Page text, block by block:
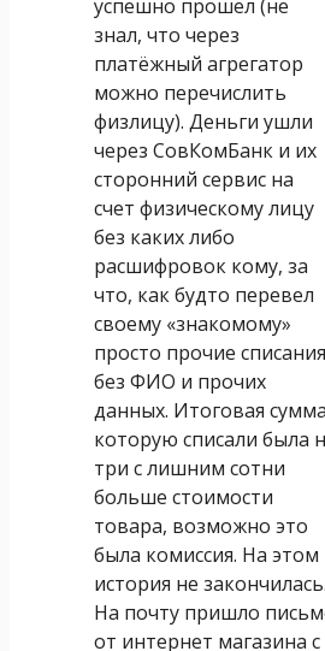
успешно прошел (не
знал, что через
платёжный агрегатор
можно перечислить
физлицу). Деньги ушли
через СовКомБанк и их
сторонний сервис на
счет физическому лицу
без каких либо
расшифровок кому, за
что, как будто перевел
своему «знакомому»
просто прочие списания
без ФИО и прочих
данных. Итоговая
которую списали была
три с лишним сотни
больше стоимости
товара, возможно это
была комиссия. На этом
история не закончилась.
На почту пришло
от интернет магазина с